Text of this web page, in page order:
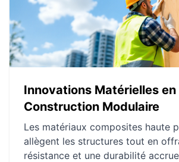
Innovations Matérielles en
Construction Modulaire
Les matériaux composites haute
allègent les structures tout en
résistance et une durabilité